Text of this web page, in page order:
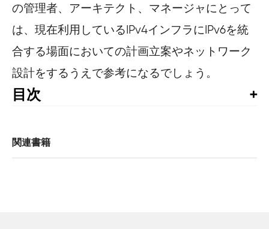
の管理者、アーキテクト、マネージャにとって
は、現在利用しているIPv4インフラにIPv6を統
合する場面においての計画立案やネットワーク
設計をするうえで参考になるでしょう。
目次
1章　IPv6とは何か
関連書籍